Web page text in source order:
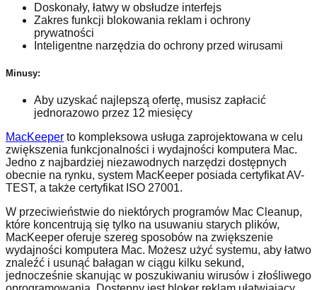
Doskonały, łatwy w obsłudze interfejs
Zakres funkcji blokowania reklam i ochrony
prywatności
Inteligentne narzędzia do ochrony przed wirusami
Minusy:
Aby uzyskać najlepszą ofertę, musisz zapłacić
jednorazowo przez 12 miesięcy
MacKeeper to kompleksowa usługa zaprojektowana w celu
zwiększenia funkcjonalności i wydajności komputera Mac.
Jedno z najbardziej niezawodnych narzędzi dostępnych
obecnie na rynku, system MacKeeper posiada certyfikat AV-
TEST, a także certyfikat ISO 27001.
W przeciwieństwie do niektórych programów Mac Cleanup,
które koncentrują się tylko na usuwaniu starych plików,
MacKeeper oferuje szereg sposobów na zwiększenie
wydajności komputera Mac. Możesz użyć systemu, aby łatwo
znaleźć i usunąć bałagan w ciągu kilku sekund,
jednocześnie skanując w poszukiwaniu wirusów i złośliwego